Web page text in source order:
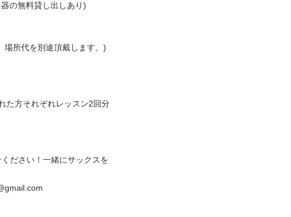
の無料貸し出しあり)
場所代を別途頂戴します。)
た方それぞれレッスン2回分
ださい！一緒にサックスを